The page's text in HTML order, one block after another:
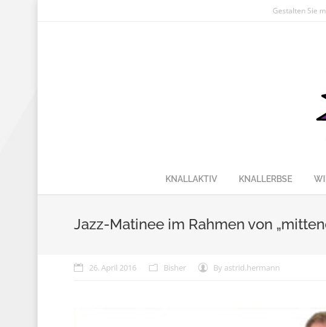
Gestalten Sie
KNALLAKTIV KNALLERBSE
Jazz-Matinee im Rahmen von
26. April 2016 Bisher By astrid.hermann